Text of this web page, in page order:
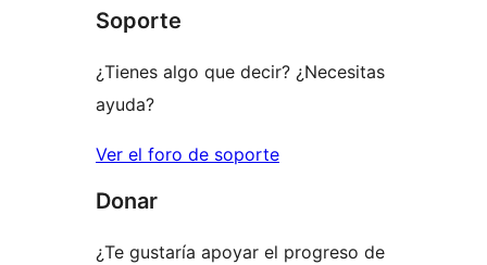
estrellas
Soporte
¿Tienes algo que decir? ¿Necesitas
ayuda?
Ver el foro de soporte
Donar
¿Te gustaría apoyar el progreso de